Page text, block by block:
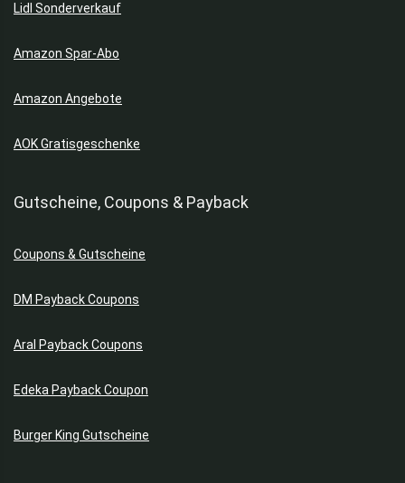
Lidl Sonderverkauf
Amazon Spar-Abo
Amazon Angebote
AOK Gratisgeschenke
Gutscheine, Coupons & Payback
Coupons & Gutscheine
DM Payback Coupons
Aral Payback Coupons
Edeka Payback Coupon
Burger King Gutscheine